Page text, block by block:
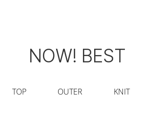
NOW! BEST
TOP OUTER KNIT